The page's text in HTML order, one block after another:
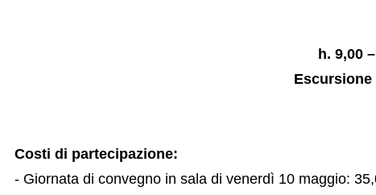
h. 9,00
Escursione
Costi di partecipazione:
- Giornata di convegno in sala di venerdì 10 maggio: